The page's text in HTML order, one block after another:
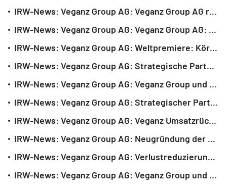
IRW-News: Veganz Group AG: Veganz Group AG realisiert 30 Millionen Euro Gewinn durch OrbiFarm-Verkauf
IRW-News: Veganz Group AG: Veganz Group AG: Vorstand beschließt Barkapitalerhöhung mit Bezugsrechten in maximaler Höhe von rund 7,5 Millionen Euro
IRW-News: Veganz Group AG: Weltpremiere: Körber Technologies und Veganz Group stellen Orbifarm® Technologie auf der GreenTech Amsterdam vor
IRW-News: Veganz Group AG: Strategische Partnerschaft mit Lassonde Industries zum Einsatz der Mililk®-Technologie in Nordamerika
IRW-News: Veganz Group AG: Veganz Group und Jindilli Beverages bringen gedruckte Pflanzenmilch auf Basis der Mililk®-Technologie nach Nordamerika
IRW-News: Veganz Group AG: Strategischer Partner sichert Markteintritt für Mililk®?-Technologie in Nordamerika und der ANZ-Region
IRW-News: Veganz Group AG: Veganz Umsatzrückgang 2024, aber deutliche Ergebnisverbesserung
IRW-News: Veganz Group AG: Neugründung der OrbiFarm GmbH in Vorbereitung auf den Einstieg eines strategischen Investors in Q2/2025
IRW-News: Veganz Group AG: Verlustreduzierung 2024 dank Kosteneinsparungen & 6,26 Mio. Forderungsaktivierung. Weitere Fixkostensenkung um 30%
IRW-News: Veganz Group AG: Veganz Group und HEBA Food schließen exklusiven Vertrag zur Vermarktung von Mililk® und Peas on Earth in der Schweiz ab